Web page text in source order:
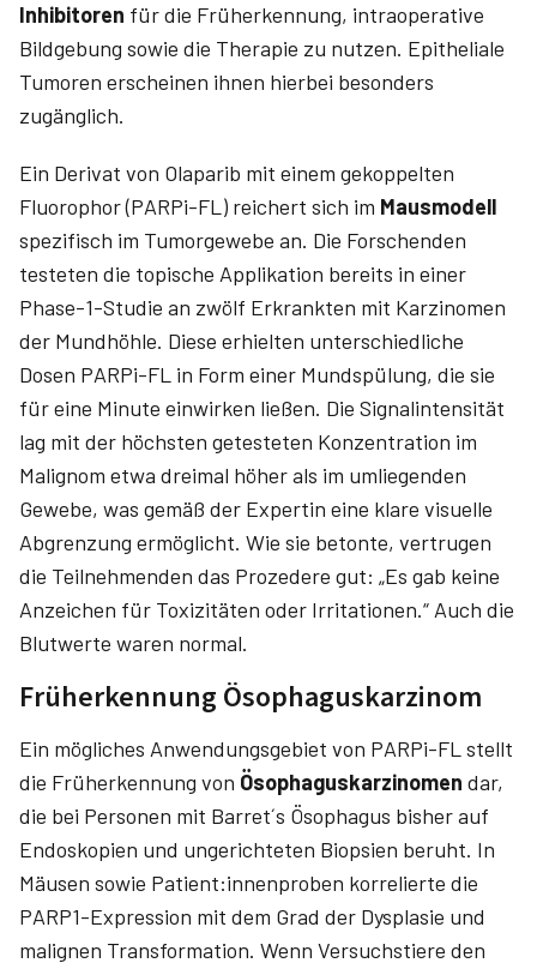
Inhibitoren für die Früherkennung, intraoperative
Bildgebung sowie die Therapie zu nutzen. Epitheliale
Tumoren erscheinen ihnen hierbei besonders
zugänglich.
Ein Derivat von Olaparib mit einem gekoppelten
Fluorophor (PARPi-FL) reichert sich im Mausmodell
spezifisch im Tumorgewebe an. Die Forschenden
testeten die topische Applikation bereits in einer
Phase-1-Studie an zwölf Erkrankten mit Karzinomen
der Mundhöhle. Diese erhielten unterschiedliche
Dosen PARPi-FL in Form einer Mundspülung, die sie
für eine Minute einwirken ließen. Die Signalintensität
lag mit der höchsten getesteten Konzentration im
Malignom etwa dreimal höher als im umliegenden
Gewebe, was gemäß der Expertin eine klare visuelle
Abgrenzung ermöglicht. Wie sie betonte, vertrugen
die Teilnehmenden das Prozedere gut: „Es gab keine
Anzeichen für Toxizitäten oder Irritationen.“ Auch die
Blutwerte waren normal.
Früherkennung Ösophaguskarzinom
Ein mögliches Anwendungsgebiet von PARPi-FL stellt
die Früherkennung von Ösophaguskarzinomen dar,
die bei Personen mit Barret´s Ösophagus bisher auf
Endoskopien und ungerichteten Biopsien beruht. In
Mäusen sowie Patient:innenproben korrelierte die
PARP1-Expression mit dem Grad der Dysplasie und
malignen Transformation. Wenn Versuchstiere den